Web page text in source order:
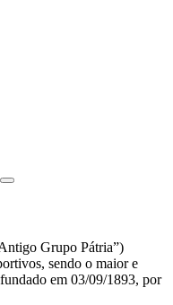
Grupo Pátria”)
sendo o maior e
em 03/09/1893, por